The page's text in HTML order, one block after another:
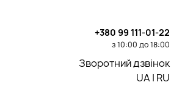
+380 99 111-01-22
з 10:00 до 18:00
Зворотний дзвінок
UA | RU